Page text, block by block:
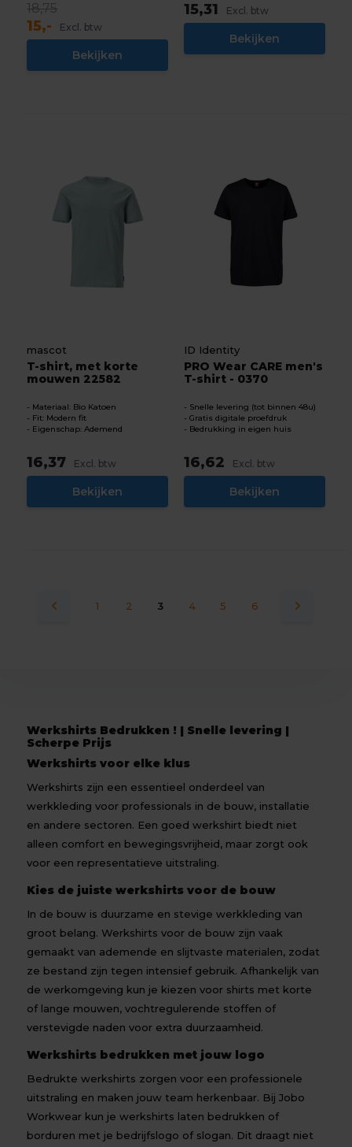
18,75
15,- Excl. btw
Bekijken
15,31 Excl. btw
Bekijken
mascot
T-shirt, met korte
mouwen 22582
Materiaal: Bio Katoen
Fit: Modern fit
Eigenschap: Ademend
16,37 Excl. btw
Bekijken
ID Identity
PRO Wear CARE men's
T-shirt - 0370
Snelle levering (tot binnen 48u)
Gratis digitale proefdruk
Bedrukking in eigen huis
16,62 Excl. btw
Bekijken
1 2 3 4 5 6
Werkshirts Bedrukken ! | Snelle levering |
Scherpe Prijs
Werkshirts voor elke klus
Werkshirts zijn een essentieel onderdeel van
werkkleding voor professionals in de bouw, installatie
en andere sectoren. Een goed werkshirt biedt niet
alleen comfort en bewegingsvrijheid, maar zorgt ook
voor een representatieve uitstraling.
Kies de juiste werkshirts voor de bouw
In de bouw is duurzame en stevige werkkleding van
groot belang. Werkshirts voor de bouw zijn vaak
gemaakt van ademende en slijtvaste materialen, zodat
ze bestand zijn tegen intensief gebruik. Afhankelijk van
de werkomgeving kun je kiezen voor shirts met korte
of lange mouwen, vochtregulerende stoffen of
verstevigde naden voor extra duurzaamheid.
Werkshirts bedrukken met jouw logo
Bedrukte werkshirts zorgen voor een professionele
uitstraling en maken jouw team herkenbaar. Bij Jobo
Workwear kun je werkshirts laten bedrukken of
borduren met je bedrijfslogo of slogan. Dit draagt niet